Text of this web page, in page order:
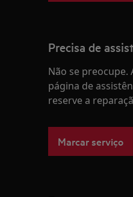
Precisa de
Não se preocupe.
página de
reserve a
Marcar serviço